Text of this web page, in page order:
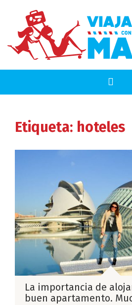
Etiqueta: hoteles
La importancia de
buen apartamento.